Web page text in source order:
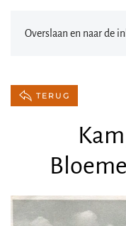
Overslaan en naar de
TERUG